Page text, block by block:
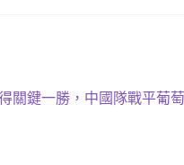
關鍵一勝，中國隊戰平葡萄